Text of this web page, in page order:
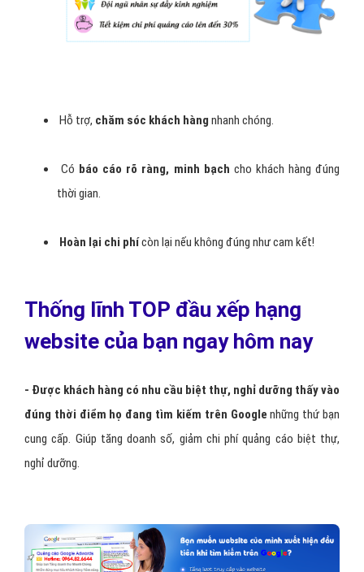
Hỗ trợ, chăm sóc khách hàng nhanh chóng.
Có báo cáo rõ ràng, minh bạch cho khách hàng đúng
thời gian.
Hoàn lại chi phícòn lại nếu không đúng như cam kết!
Thống lĩnh TOP đầu xếp hạng
website của bạn ngay hôm nay
- Được khách hàng có nhu cầu biệt thự, nghỉ dưỡng thấy vào
đúng thời điểm họ đang tìm kiếm trên Google những thứ bạn
cung cấp. Giúp tăng doanh số, giảm chi phí quảng cáo biệt thự,
nghỉ dưỡng.